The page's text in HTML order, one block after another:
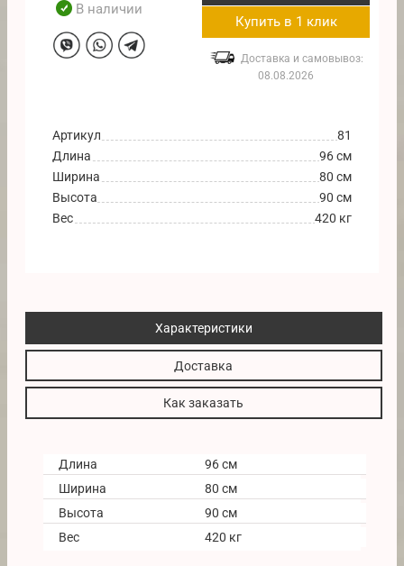
В наличии
Купить в 1 клик
Доставка и самовывоз:
08.08.2026
Артикул
81
Длина
96 см
Ширина
80 см
Высота
90 см
Вес
420 кг
Характеристики
Доставка
Как заказать
Длина
96 см
Ширина
80 см
Высота
90 см
Вес
420 кг